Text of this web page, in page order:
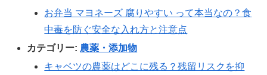
お弁当 マヨネーズ 腐りやすい って本当なの？食
中毒を防ぐ安全な入れ方と注意点
カテゴリー: 農薬・添加物
キャベツの農薬はどこに残る？残留リスクを抑